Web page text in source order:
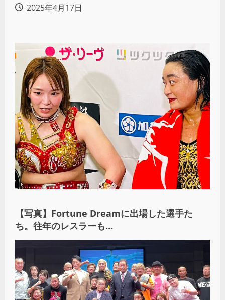
2025年4月17日
【写真】Fortune Dreamに出場した選手た
ち。往年のレスラーも…